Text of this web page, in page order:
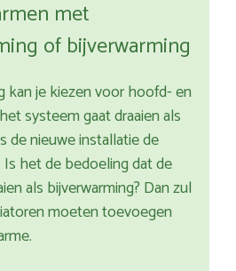
met
of bijverwarming
kan je kiezen voor hoofd- en
systeem gaat draaien als
de nieuwe installatie de
het de bedoeling dat de
als bijverwarming? Dan zul
moeten toevoegen